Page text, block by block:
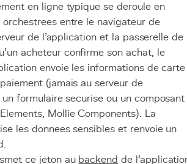
en ligne typique se deroule en
orchestrees entre le navigateur de
de l'application et la passerelle de
acheteur confirme son achat, le
envoie les informations de
(jamais au serveur de
formulaire securise ou un composant
Mollie Components). La
les donnees sensibles et renvoie un
ce jeton au backend de